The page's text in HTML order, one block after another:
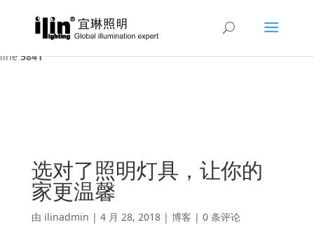
Warning : A non-numeric value encountered in
/var/www/html/ilin/wp-content/themes/Divi/functions.php
line5841
选对了照明灯具，让你的
家更温馨
由 ilinadmin | 4 月 28, 2018| 博客 | 0 条评论